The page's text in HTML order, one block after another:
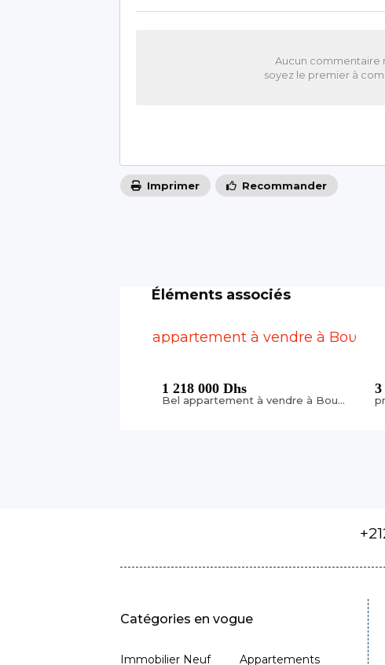
Aucun commentaire
soyez le premier à
Imprimer Recommander
Éléments associés
1 218 000 Dhs
Bel appartement à vendre à Bourgogne
3
Catégories en vogue
Immobilier Neuf Appartements